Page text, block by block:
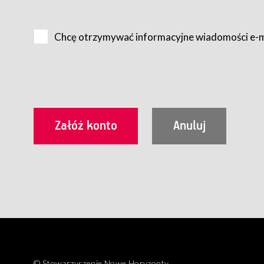
Usługobiorca przed rozpoczęciem korzystania z
utrwalenie i wydrukowanie.
§ 3
Korzystanie ze wszystkich aplikacji Serwisu może być
Chcę otrzymywać informacyjne wiadomości e-